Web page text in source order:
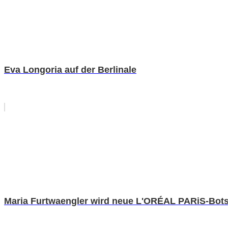
Eva Longoria auf der Berlinale
Maria Furtwaengler wird neue L'ORÉAL PARiS-